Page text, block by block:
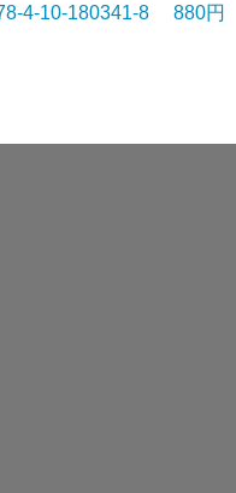
4-10-180341-8 880円